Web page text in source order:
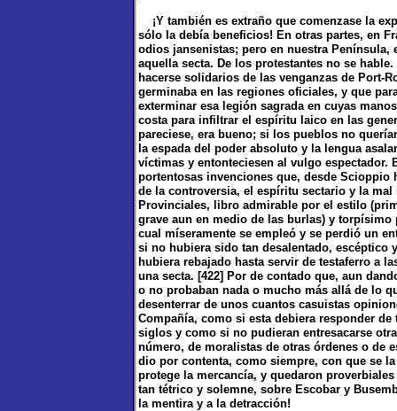
¡Y también es extraño que comenzase la
sólo la debía beneficios! En otras partes, en
odios jansenistas; pero en nuestra
aquella secta. De los protestantes no se
hacerse solidarios de las venganzas de Port-
germinaba en las regiones oficiales, y que
exterminar esa legión sagrada en cuyas
costa para infiltrar el espíritu laico en las
pareciese, era bueno; si los pueblos no
la espada del poder absoluto y la lengua
víctimas y entonteciesen al vulgo espectador.
portentosas invenciones que, desde
de la controversia, el espíritu sectario y la
Provinciales, libro admirable por el estilo
grave aun en medio de las burlas) y
cual míseramente se empleó y se perdió un
si no hubiera sido tan desalentado, escéptico
hubiera rebajado hasta servir de testaferro a
una secta. [422] Por de contado que, aun
o no probaban nada o mucho más allá de lo
desenterrar de unos cuantos casuistas
Compañía, como si esta debiera responder
siglos y como si no pudieran entresacarse
número, de moralistas de otras órdenes o de
dio por contenta, como siempre, con que se
protege la mercancía, y quedaron
tan tétrico y solemne, sobre Escobar y
la mentira y a la detracción!